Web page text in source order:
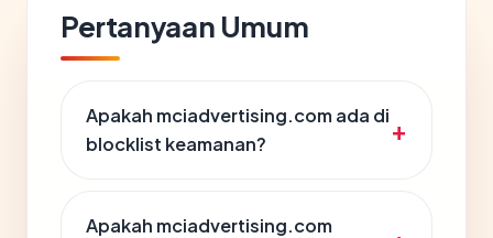
Pertanyaan Umum
Apakah mciadvertising.com ada di
blocklist keamanan?
Apakah mciadvertising.com